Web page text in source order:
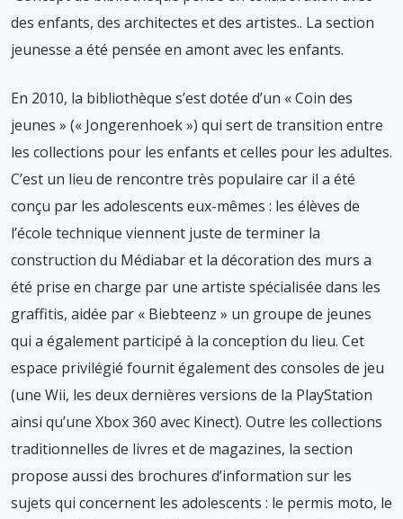
des enfants, des architectes et des artistes.. La section
jeunesse a été pensée en amont avec les enfants.
En 2010, la bibliothèque s’est dotée d’un « Coin des
jeunes » (« Jongerenhoek ») qui sert de transition entre
les collections pour les enfants et celles pour les adultes.
C’est un lieu de rencontre très populaire car il a été
conçu par les adolescents eux-mêmes : les élèves de
l’école technique viennent juste de terminer la
construction du Médiabar et la décoration des murs a
été prise en charge par une artiste spécialisée dans les
graffitis, aidée par « Biebteenz » un groupe de jeunes
qui a également participé à la conception du lieu. Cet
espace privilégié fournit également des consoles de jeu
(une Wii, les deux dernières versions de la PlayStation
ainsi qu’une Xbox 360 avec Kinect). Outre les collections
traditionnelles de livres et de magazines, la section
propose aussi des brochures d’information sur les
sujets qui concernent les adolescents : le permis moto, le